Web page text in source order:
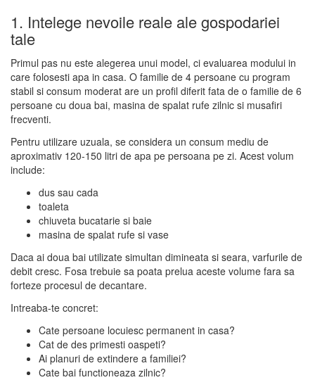
1. Intelege nevoile reale ale gospodariei
tale
Primul pas nu este alegerea unui model, ci evaluarea modului in
care folosesti apa in casa. O familie de 4 persoane cu program
stabil si consum moderat are un profil diferit fata de o familie de 6
persoane cu doua bai, masina de spalat rufe zilnic si musafiri
frecventi.
Pentru utilizare uzuala, se considera un consum mediu de
aproximativ 120-150 litri de apa pe persoana pe zi. Acest volum
include:
dus sau cada
toaleta
chiuveta bucatarie si baie
masina de spalat rufe si vase
Daca ai doua bai utilizate simultan dimineata si seara, varfurile de
debit cresc. Fosa trebuie sa poata prelua aceste volume fara sa
forteze procesul de decantare.
Intreaba-te concret:
Cate persoane locuiesc permanent in casa?
Cat de des primesti oaspeti?
Ai planuri de extindere a familiei?
Cate bai functioneaza zilnic?